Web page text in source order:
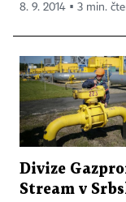
8. 9. 2014 ▪ 3 min.
Divize
Stream v